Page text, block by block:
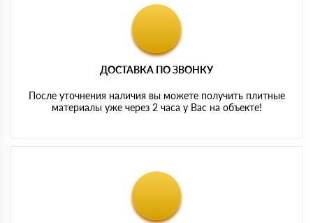
ДОСТАВКА ПО ЗВОНКУ
После уточнения наличия вы можете получить плитные
материалы уже через 2 часа у Вас на объекте!